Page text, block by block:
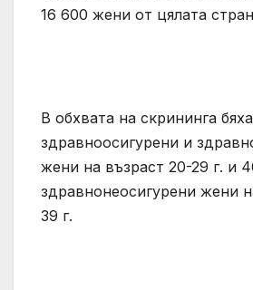
16 600 жени от цялата
В обхвата на скрининга
здравноосигурени и
жени на възраст 20-29 г. и
здравнонеосигурени жени
39 г.